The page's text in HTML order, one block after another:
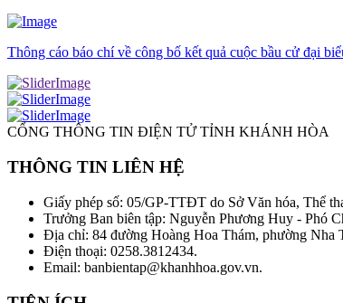
Thông cáo báo chí về công bố kết quả cuộc bầu cử đại
CỔNG THÔNG TIN ĐIỆN TỬ TỈNH KHÁNH HÒA
THÔNG TIN LIÊN HỆ
Giấy phép số: 05/GP-TTĐT do Sở Văn hóa, Thể
Trưởng Ban biên tập: Nguyễn Phương Huy - Phó
Địa chỉ: 84 đường Hoàng Hoa Thám, phường Nha
Điện thoại: 0258.3812434.
Email: banbientap@khanhhoa.gov.vn.